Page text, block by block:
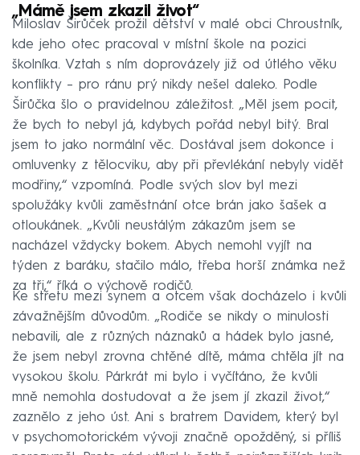
„Mámě jsem zkazil život“
Miloslav Širůček prožil dětství v malé obci Chroustník,
kde jeho otec pracoval v místní škole na pozici
školníka. Vztah s ním doprovázely již od útlého věku
konflikty – pro ránu prý nikdy nešel daleko. Podle
Širůčka šlo o pravidelnou záležitost. „Měl jsem pocit,
že bych to nebyl já, kdybych pořád nebyl bitý. Bral
jsem to jako normální věc. Dostával jsem dokonce i
omluvenky z tělocviku, aby při převlékání nebyly vidět
modřiny,“ vzpomíná. Podle svých slov byl mezi
spolužáky kvůli zaměstnání otce brán jako šašek a
otloukánek. „Kvůli neustálým zákazům jsem se
nacházel vždycky bokem. Abych nemohl vyjít na
týden z baráku, stačilo málo, třeba horší známka než
za tři,“ říká o výchově rodičů.
Ke střetu mezi synem a otcem však docházelo i kvůli
závažnějším důvodům. „Rodiče se nikdy o minulosti
nebavili, ale z různých náznaků a hádek bylo jasné,
že jsem nebyl zrovna chtěné dítě, máma chtěla jít na
vysokou školu. Párkrát mi bylo i vyčítáno, že kvůli
mně nemohla dostudovat a že jsem jí zkazil život,“
zaznělo z jeho úst. Ani s bratrem Davidem, který byl
v psychomotorickém vývoji značně opožděný, si příliš